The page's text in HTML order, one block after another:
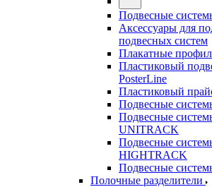
Подвесные
Аксессуары для
подвесных систем
Плакатные
Пластиковый
PosterLine
Пластиковый
Подвесные
Подвесные
UNITRACK
Подвесные
HIGHTRACK
Подвесные
Полочные разделители